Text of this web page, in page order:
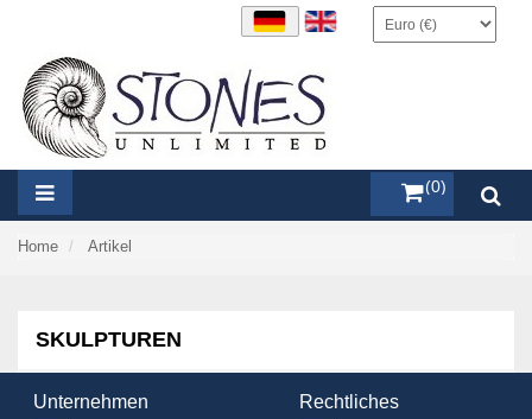
items (0)
Home Artikel
SKULPTUREN
Unternehmen Rechtliches